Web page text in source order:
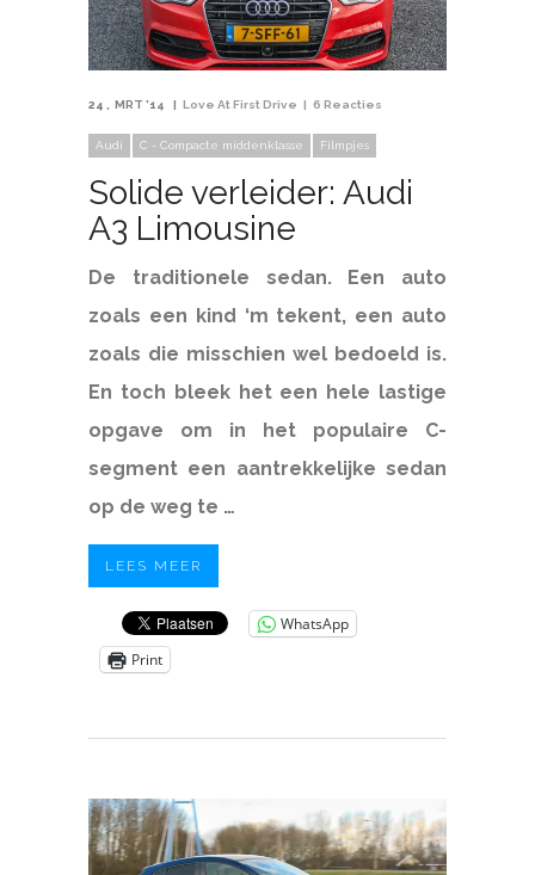
24 MRT '14 Love At First Drive 6 Reacties
Audi C - Compacte middenklasse Filmpjes
Solide verleider: Audi
A3 Limousine
De traditionele sedan. Een auto
zoals een kind ‘m tekent, een auto
zoals die misschien wel bedoeld is.
En toch bleek het een hele lastige
opgave om in het populaire C-
segment een aantrekkelijke sedan
op de weg te …
LEES MEER
WhatsApp
Print